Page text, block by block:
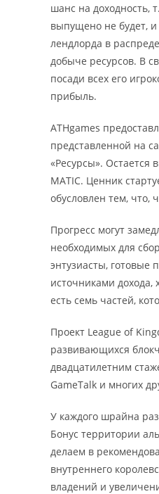
шанс на доходность,
выпущено не будет, и
лендлорда в
добыче ресурсов. В
посади всех его
прибыль.
ATHgames
представленной на
«Ресурсы». Остается
MATIC. Ценник
обусловлен тем, что,
Прогресс могут
необходимых для
энтузиасты, готовые
источниками дохода,
есть семь частей,
Проект League of
развивающихся
двадцатилетним
GameTalk и многих
У каждого шрайна
Бонус территории
делаем в
внутреннего
владений и